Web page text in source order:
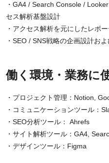
・GA4 / Search Console /
セス解析基盤設計
・アクセス解析を元にしたレポ
・SEO / SNS戦略の企画設計お
働く環境・業務に
・プロジェクト管理：Notion,
・コミュニケーションツール：
・SEO分析ツール： Ahrefs
・サイト解析ツール：GA4,
・デザインツール：Figma